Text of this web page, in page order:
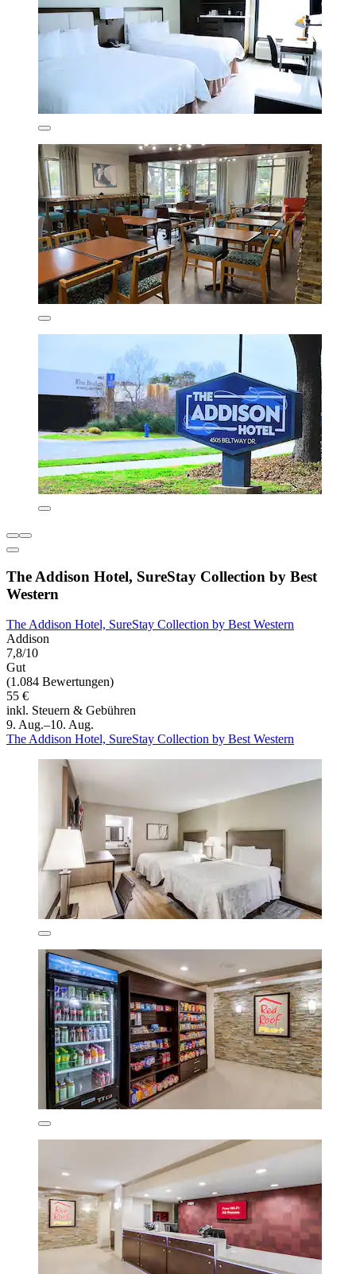
The Addison Hotel, SureStay Collection by Best
Western
The Addison Hotel, SureStay Collection by Best Western
Addison
7,8/10
Gut
(1.084 Bewertungen)
55 €
inkl. Steuern & Gebühren
9. Aug.–10. Aug.
The Addison Hotel, SureStay Collection by Best Western